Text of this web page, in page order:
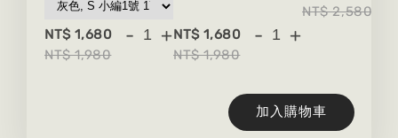
NT$ 1,680
NT$ 1,980
- +NT$ 1,680
NT$ 1,980
- +
NT$ 2,580
加入購物車